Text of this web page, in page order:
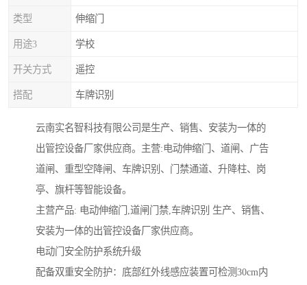
类型 伸缩门
用途3 学校
开关方式 遥控
搭配 车牌识别
云南实名智科技有限公司是生产、销售、安装为一体的
出管控设备厂家供应商。主营:电动伸缩门、道闸、广告
道闸、重型空降闸、车牌识别、门禁通道、升降柱、岗
亭、旗杆等智能设备。
主营产品: 电动伸缩门,道闸门禁,车牌识别 生产、销售、
安装为一体的出管控设备厂家供应商。
电动门安全防护系统升级‌
配备双重安全防护：底部红外线感应装置可检测30cm内